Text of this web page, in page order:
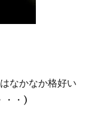
なかなか格好い
・・)